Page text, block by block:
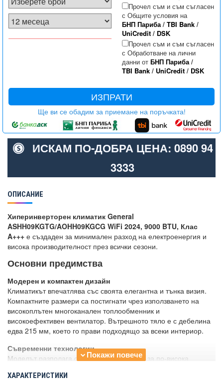
Прочел съм и съм съгласен
с Общите условия на
БНП Париба/ TBI Bank/
UniCredit/ DSK
Прочел съм и съм съгласен
с Обработване на лични
данни от БНП Париба/
TBI Bank/ UniCredit/ DSK
ИЗПРАТИ
Ще ви се обадим за приемане на поръчката!
ИСКАМ ПО-ДОБРА ЦЕНА: 0890 94
3333
ОПИСАНИЕ
Хиперинверторен климатик General
ASHH09KGTG/AOHH09KGCG WiFi 2024, 9000 BTU, Клас
A+++ е създаден за минимален разход на електроенергия и
висока производителност през всички сезони.
Основни предимства
Модерен и компактен дизайн
Климатикът впечатлява със своята елегантна и тънка визия.
Компактните размери са постигнати чрез използването на
високоплътен многоканален топлообменник и
високоефективен вентилатор. Вътрешното тяло е с дебелина
едва 215 мм, което го прави подходящо за всеки интериор.
Съвременни технологии
Моделът разполага с редица подобрения за по-висока
ХАРАКТЕРИСТИКИ